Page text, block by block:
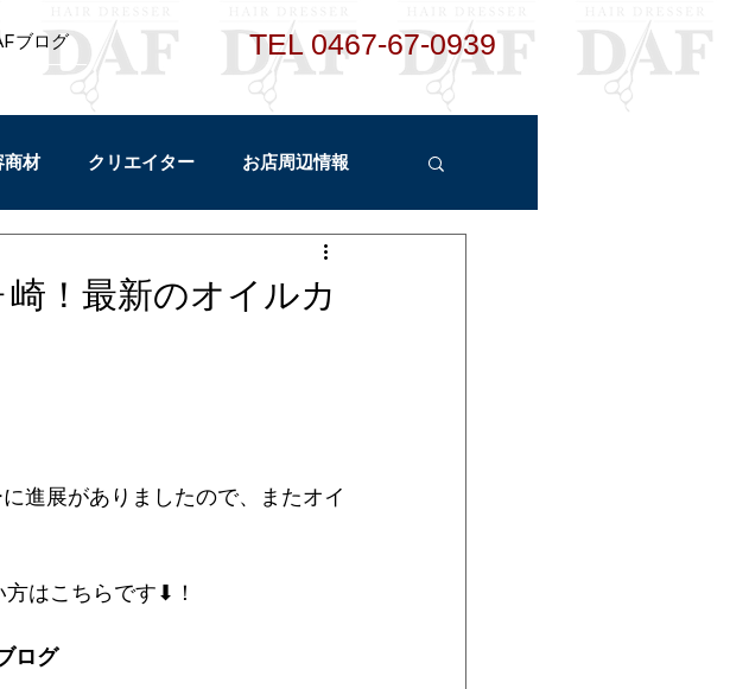
ブログ TEL ​ 0467-67-0939
商材 クリエイター お店周辺情報
新メニュー
！最新のオイルカ
進展がありましたので、またオイ
はこちらです⬇︎！
ログ